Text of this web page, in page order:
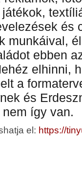
és
munkáival,
ebben
elhinni,
a
és
így van.
el: https://